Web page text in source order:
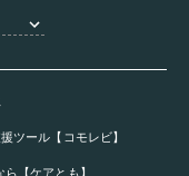
ツール【コモレビ】
【ケアとも】